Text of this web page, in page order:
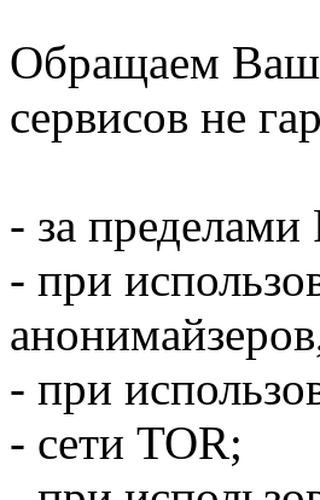
Обращаем
сервисов не
- за
- при
- при
- сети TOR;